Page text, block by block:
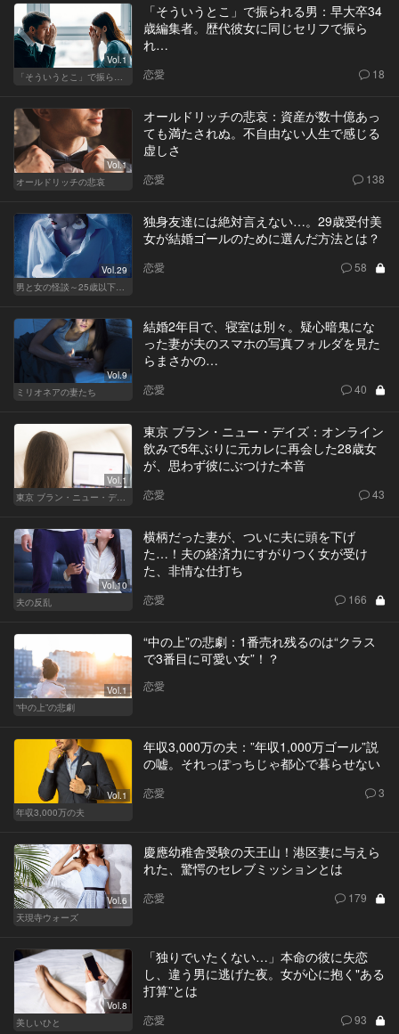
Vol.1
「そういうとこ」で振られる男：早大卒34
歳編集者。歴代彼女に同じセリフで振ら
れ…
恋愛 18
Vol.1
オールドリッチの悲哀
オールドリッチの悲哀：資産が数十億あっ
ても満たされぬ。不自由ない人生で感じる
虚しさ
恋愛 138
Vol.29
独身友達には絶対言えない…。29歳受付美
女が結婚ゴールのために選んだ方法とは？
恋愛 58
Vol.9
ミリオネアの妻たち
結婚2年目で、寝室は別々。疑心暗鬼にな
った妻が夫のスマホの写真フォルダを見た
らまさかの…
恋愛 40
Vol.1
東京 ブラン・ニュー・デイズ：オンライン
飲みで5年ぶりに元カレに再会した28歳女
が、思わず彼にぶつけた本音
恋愛 43
Vol.10
夫の反乱
横柄だった妻が、ついに夫に頭を下げ
た…！夫の経済力にすがりつく女が受け
た、非情な仕打ち
恋愛 166
Vol.1
“中の上”の悲劇
“中の上”の悲劇：1番売れ残るのは“クラス
で3番目に可愛い女”！？
恋愛
Vol.1
年収3,000万の夫
年収3,000万の夫：”年収1,000万ゴール”説
の嘘。それっぽっちじゃ都心で暮らせない
恋愛 3
Vol.6
天現寺ウォーズ
慶應幼稚舎受験の天王山！港区妻に与えら
れた、驚愕のセレブミッションとは
恋愛 179
Vol.8
美しいひと
「独りでいたくない…」本命の彼に失恋
し、違う男に逃げた夜。女が心に抱く"ある
打算”とは
恋愛 93